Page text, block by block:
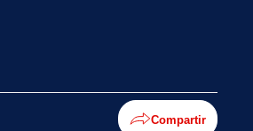
Compartir